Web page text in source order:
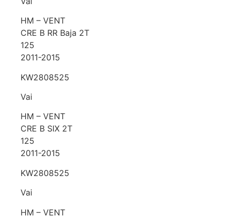
HM – VENT
CRE B RR Baja 2T
125
2011-2015
KW2808525
Vai
HM – VENT
CRE B SIX 2T
125
2011-2015
KW2808525
Vai
HM – VENT